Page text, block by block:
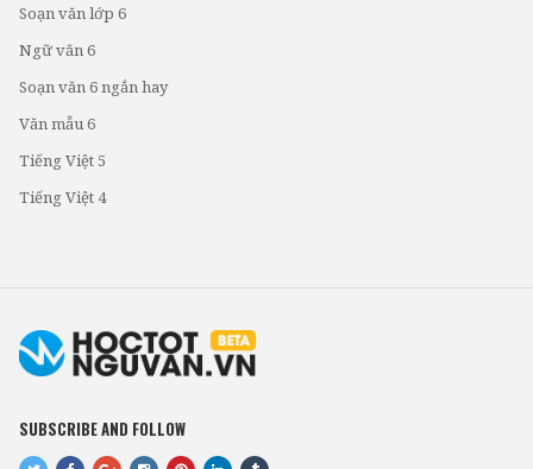
Soạn văn lớp 6
Ngữ văn 6
Soạn văn 6 ngắn hay
Văn mẫu 6
Tiếng Việt 5
Tiếng Việt 4
SUBSCRIBE AND FOLLOW